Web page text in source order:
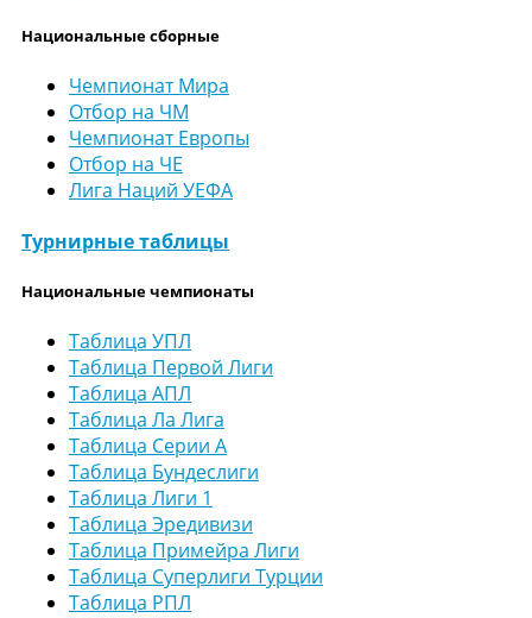
Национальные сборные
Чемпионат Мира
Отбор на ЧМ
Чемпионат Европы
Отбор на ЧЕ
Лига Наций УЕФА
Турнирные таблицы
Национальные чемпионаты
Таблица УПЛ
Таблица Первой Лиги
Таблица АПЛ
Таблица Ла Лига
Таблица Серии А
Таблица Бундеслиги
Таблица Лиги 1
Таблица Эредивизи
Таблица Примейра Лиги
Таблица Суперлиги Турции
Таблица РПЛ